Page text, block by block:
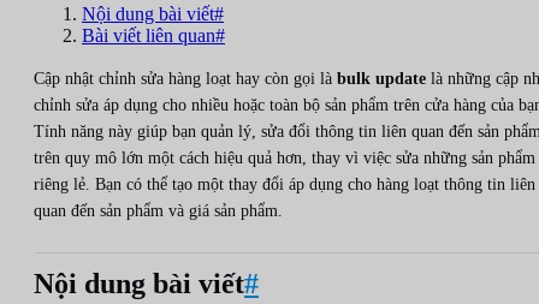
Nội dung bài viết#
Bài viết liên quan#
Cập nhật chỉnh sửa hàng loạt hay còn gọi là bulk update là những cập
chỉnh sửa áp dụng cho nhiều hoặc toàn bộ sản phẩm trên cửa hàng của
Tính năng này giúp bạn quản lý, sửa đổi thông tin liên quan đến sản
trên quy mô lớn một cách hiệu quả hơn, thay vì việc sửa những sản phẩm
riêng lẻ. Bạn có thể tạo một thay đổi áp dụng cho hàng loạt thông tin liên
quan đến sản phẩm và giá sản phẩm.
Nội dung bài viết#